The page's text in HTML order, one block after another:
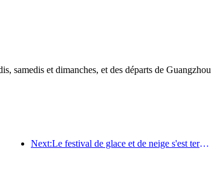
samedis et dimanches, et des départs de Guangzhou
Next:Le festival de glace et de neige s'est terminé et l'hôtel Yun a remporté la première vague de « richesse » en 2025